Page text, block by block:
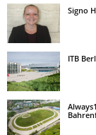
Signo
ITB